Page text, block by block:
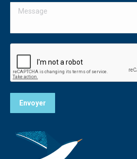
fenêtre
Message
Envoyer